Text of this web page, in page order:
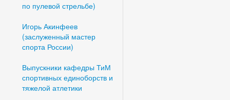
по пулевой стрельбе)
Игорь Акинфеев
(заслуженный мастер
спорта России)
Выпускники кафедры ТиМ
спортивных единоборств и
тяжелой атлетики